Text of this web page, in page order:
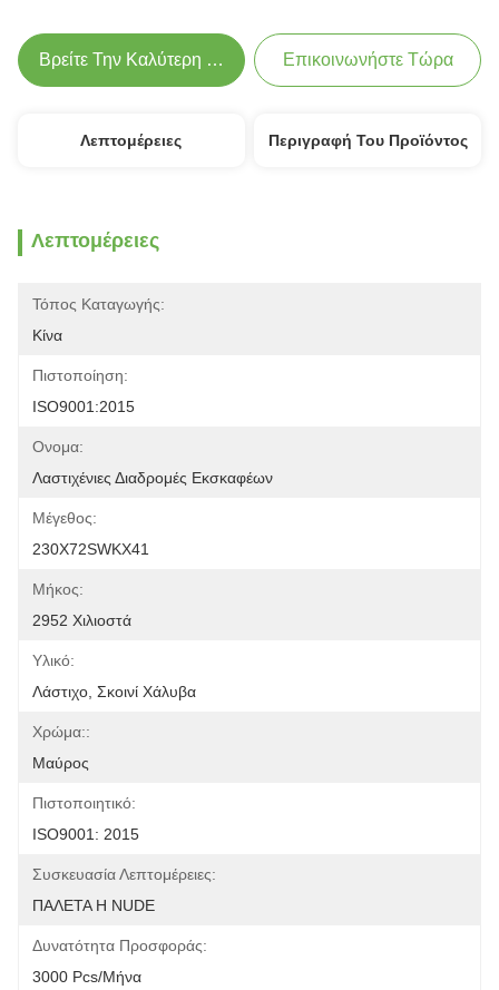
Βρείτε Την Καλύτερη Τιμή Επικοινωνήστε Τώρα
Λεπτομέρειες Περιγραφή Του Προϊόντος
Λεπτομέρειες
Τόπος Καταγωγής:
Κίνα
Πιστοποίηση:
ISO9001:2015
Ονομα:
Λαστιχένιες Διαδρομές Εκσκαφέων
Μέγεθος:
230X72SWKX41
Μήκος:
2952 Χιλιοστά
Υλικό:
Λάστιχο, Σκοινί Χάλυβα
Χρώμα::
Μαύρος
Πιστοποιητικό:
ISO9001: 2015
Συσκευασία Λεπτομέρειες:
ΠΑΛΕΤΑ Η NUDE
Δυνατότητα Προσφοράς:
3000 Pcs/μήνα